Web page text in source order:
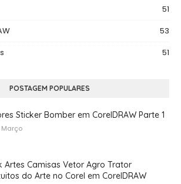
51
53
51
POSTAGEM POPULARES
Sticker Bomber em CorelDRAW Parte 1
Março
Artes Camisas Vetor Agro Trator
do Arte no Corel em CorelDRAW